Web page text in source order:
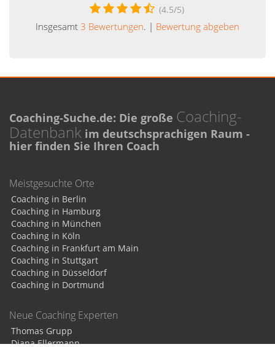
(4.5/5)
Insgesamt 3 Bewertungen. | Bewertung abgeben
Coaching-Suche.de: Die große Coaching-
Datenbank im deutschsprachigen Raum -
hier finden Sie Ihren Coach
Meistgesuchte Orte
Coaching in Berlin
Coaching in Hamburg
Coaching in München
Coaching in Köln
Coaching in Frankfurt am Main
Coaching in Stuttgart
Coaching in Düsseldorf
Coaching in Dortmund
Neue Coaching Experten
Thomas Grupp
Diana Ellermann